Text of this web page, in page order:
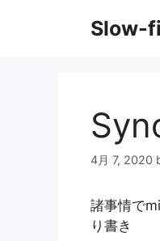
Slow-
4月 7, 2020
諸事情で
り書き